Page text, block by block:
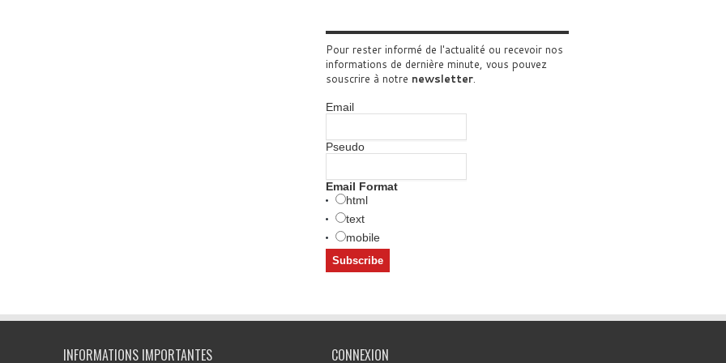
Pour rester informé de l'actualité ou recevoir nos
informations de dernière minute, vous pouvez
souscrire à notre newsletter.
Email
Pseudo
Email Format
html
text
mobile
INFORMATIONS IMPORTANTES CONNEXION